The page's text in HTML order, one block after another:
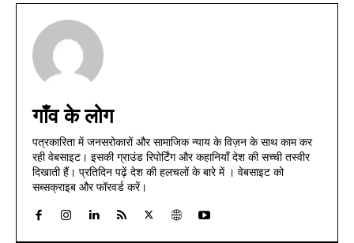
गाँव के लोग
पत्रकारिता में जनसरोकारों और सामाजिक न्याय के विज़न के साथ काम कर
रही वेबसाइट। इसकी ग्राउंड रिपोर्टिंग और कहानियाँ देश की सच्ची तस्वीर
दिखाती हैं। प्रतिदिन पढ़ें देश की हलचलों के बारे में । वेबसाइट को
सब्सक्राइब और फॉरवर्ड करें।